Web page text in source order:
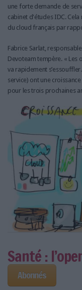
une forte demande de
cabinet d'études IDC.
du cloud français par
Fabrice Sarlat,
Devoteam tempère. « Les
va rapidement
service) ont une
pour les trois prochaines
Santé :
Abonnés